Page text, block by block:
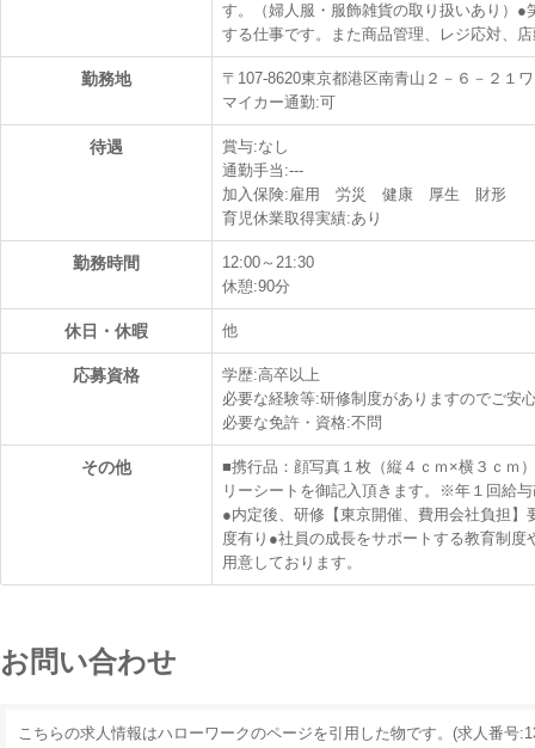
す。（婦人服・服飾雑貨の取り扱いあり）
する仕事です。また商品管理、レジ応対、
勤務地
〒107-8620東京都港区南青山２－６－２１
マイカー通勤:可
待遇
賞与:なし
通勤手当:---
加入保険:雇用 労災 健康 厚生 財形
育児休業取得実績:あり
勤務時間
12:00～21:30
休憩:90分
休日・休暇 他
応募資格
学歴:高卒以上
必要な経験等:研修制度がありますのでご安
必要な免許・資格:不問
その他
■携行品：顔写真１枚（縦４ｃｍ×横３ｃｍ
リーシートを御記入頂きます。※年１回給
●内定後、研修【東京開催、費用会社負担
度有り●社員の成長をサポートする教育制
用意しております。
お問い合わせ
こちらの求人情報はハローワークのページを引用した物です。(求人番号